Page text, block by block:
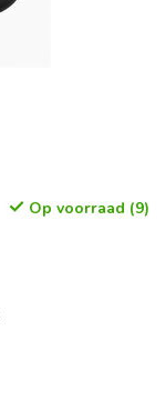
Op voorraad (9)